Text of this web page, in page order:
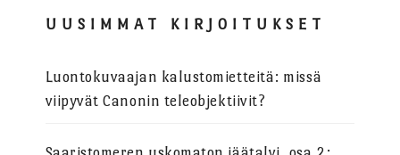
UUSIMMAT KIRJOITUKSET
Luontokuvaajan kalustomietteitä: missä
viipyvät Canonin teleobjektiivit?